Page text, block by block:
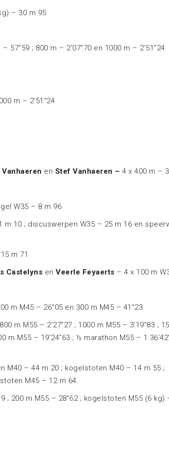
– 30 m 95
57″59 ; 800 m – 2’07″70 en 1000 m – 2’51″24
m – 2’51″24
en Stef Vanhaeren – 4 x 400 m –
W35 – 8 m 96
m 10 ; discuswerpen W35 – 25 m 16 en
m 71
Castelyns en Veerle Feyaerts – 4 x 100 m
m M45 – 26″05 en 300 m M45 – 41″23
m M55 – 2’27″27 ; 1000 m M55 – 3’19″83 ;
m M55 – 19’24″63 ; ½ marathon M55 –
M40 – 44 m 20 ; kogelstoten M40 – 14 m 55 ;
M45 – 12 m 64.
; 200 m M55 – 28”62 ; kogelstoten M55 (6 kg)